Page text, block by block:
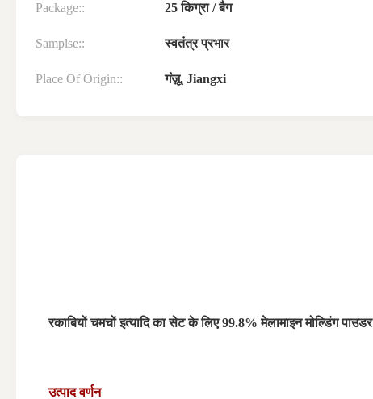
Package:: 25 किग्रा / बैग
Samplse:: स्वतंत्र प्रभार
Place Of Origin:: गंज़ू, Jiangxi
रकाबियों चमचों इत्यादि का सेट के लिए 99.8% मेलामाइन मोल्डिंग पाउडर
उत्पाद वर्णन